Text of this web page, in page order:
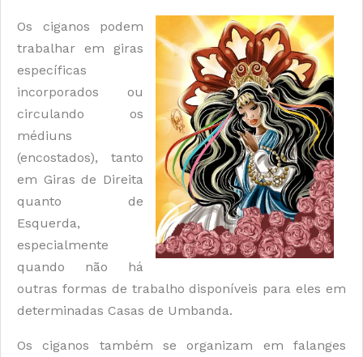
Os ciganos podem
trabalhar em giras
específicas
incorporados ou
circulando os
médiuns
(encostados), tanto
em Giras de Direita
quanto de
Esquerda,
especialmente
quando não há
outras formas de trabalho disponíveis para eles em
determinadas Casas de Umbanda.
Os ciganos também se organizam em falanges